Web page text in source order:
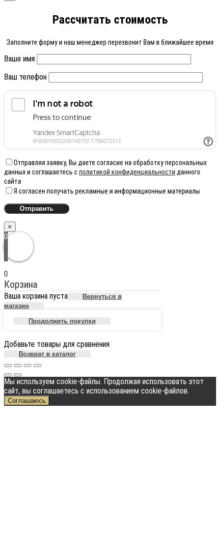
Рассчитать стоимость
Заполните форму и наш менеджер перезвонит Вам в ближайшее время
Ваше имя
Ваш телефон
Отправляя заявку, Вы даете согласие на обработку персональных
данных и соглашаетесь с политикой конфиденциальности данного
сайта
Я согласен получать рекламные и информационные материалы
×
0
0
Корзина
Ваша корзина пуста
Вернуться в
магазин
Продолжить покупки
Добавьте товары для сравнения
Возврат в каталог
Мы используем cookie-файлы. Продолжая использовать этот
сайт, вы соглашаетесь с использованием cookie-файлов.
Соглашаюсь